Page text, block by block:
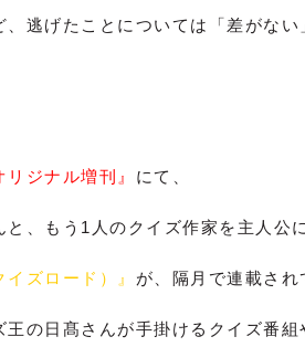
逃げたことについては「差がない
リジナル増刊』 にて、
と、もう1人のクイズ作家を主人公
イズロード）』 が、隔月で連載され
王の日髙さんが手掛けるクイズ番